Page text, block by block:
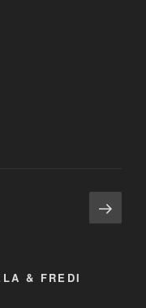
Seite
& FREDI